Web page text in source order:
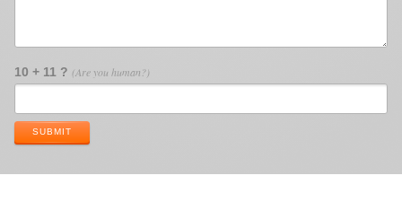
10 + 11 ? (Are you human?)
SUBMIT